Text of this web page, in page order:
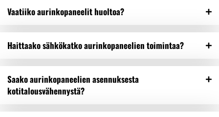
Vaatiiko aurinkopaneelit huoltoa?
Haittaako sähkökatko aurinkopaneelien toimintaa?
Saako aurinkopaneelien asennuksesta
kotitalousvähennystä?